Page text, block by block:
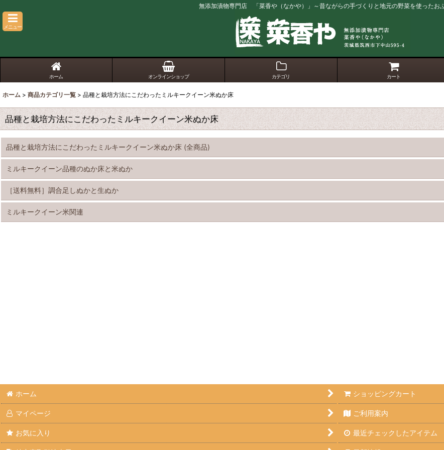
無添加漬物専門店 「菜香や（なかや）」～昔ながらの手づくりと地元の野菜を使ったお
メニュー
ホーム オンラインショップ カテゴリ カート
ホーム > 商品カテゴリ一覧 > 品種と栽培方法にこだわったミルキークイーン米ぬか床
品種と栽培方法にこだわったミルキークイーン米ぬか床
品種と栽培方法にこだわったミルキークイーン米ぬか床 (全商品)
ミルキークイーン品種のぬか床と米ぬか
［送料無料］調合足しぬかと生ぬか
ミルキークイーン米関連
ホーム ショッピングカート
マイページ ご利用案内
お気に入り 最近チェックしたアイテム